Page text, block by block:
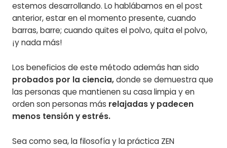
estemos desarrollando. Lo hablábamos en el post
anterior, estar en el momento presente, cuando
barras, barre; cuando quites el polvo, quita el polvo,
¡y nada más!
Los beneficios de este método además han sido
probados por la ciencia,donde se demuestra que
las personas que mantienen su casa limpia y en
orden son personas más relajadas y padecen
menos tensión y estrés.
Sea como sea, la filosofía y la práctica ZEN